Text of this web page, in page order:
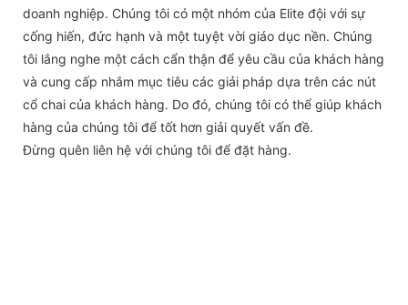
doanh nghiệp. Chúng tôi có một nhóm của Elite đội với sự
cống hiến, đức hạnh và một tuyệt vời giáo dục nền. Chúng
tôi lắng nghe một cách cẩn thận để yêu cầu của khách hàng
và cung cấp nhắm mục tiêu các giải pháp dựa trên các nút
cổ chai của khách hàng. Do đó, chúng tôi có thể giúp khách
hàng của chúng tôi để tốt hơn giải quyết vấn đề.
Đừng quên liên hệ với chúng tôi để đặt hàng.